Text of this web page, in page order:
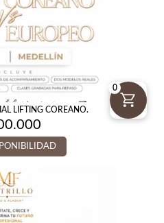
LIFTING COREANO.
0